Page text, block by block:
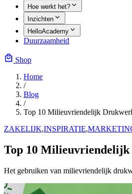
Hoe werkt het?
Inzichten
HelloAcademy
Duurzaamheid
Shop
Home
/
Blog
/
Top 10 Milieuvriendelijk
ZAKELIJK,INSPIRATIE,
Top 10
Het gebruiken van milievriendelijk